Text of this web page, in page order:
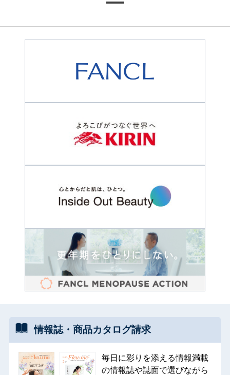
情報誌・ 商品カタログ請求
毎日に彩りを添える情報満載
の情報誌や誌面で選びながら